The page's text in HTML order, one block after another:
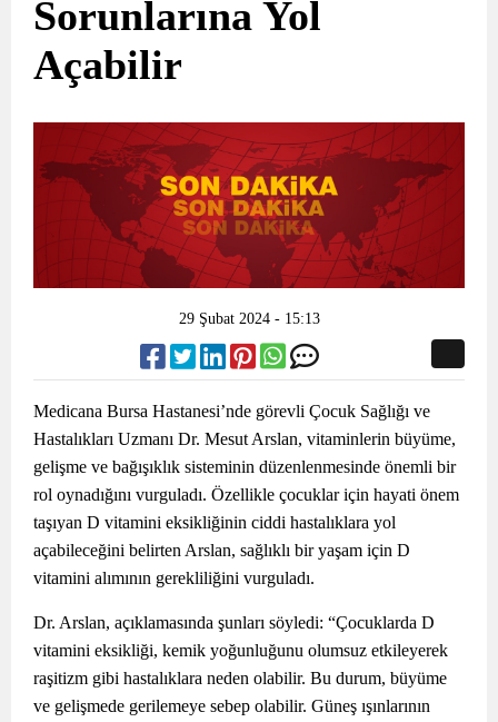
Sorunlarına Yol
Açabilir
29 Şubat 2024 - 15:13
Medicana Bursa Hastanesi’nde görevli Çocuk Sağlığı ve
Hastalıkları Uzmanı Dr. Mesut Arslan, vitaminlerin büyüme,
gelişme ve bağışıklık sisteminin düzenlenmesinde önemli bir
rol oynadığını vurguladı. Özellikle çocuklar için hayati önem
taşıyan D vitamini eksikliğinin ciddi hastalıklara yol
açabileceğini belirten Arslan, sağlıklı bir yaşam için D
vitamini alımının gerekliliğini vurguladı.
Dr. Arslan, açıklamasında şunları söyledi: “Çocuklarda D
vitamini eksikliği, kemik yoğunluğunu olumsuz etkileyerek
raşitizm gibi hastalıklara neden olabilir. Bu durum, büyüme
ve gelişmede gerilemeye sebep olabilir. Güneş ışınlarının